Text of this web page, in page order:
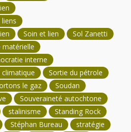
Soin et lien
Sol Zanetti
matérielle
interne
Sortie du pétrole
le gaz
Soudan
Souveraineté autochtone
stalinisme
Standing Rock
Stéphan Bureau
stratégie